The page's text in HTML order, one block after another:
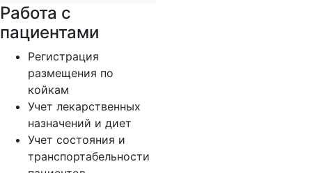
Работа с
пациентами
Регистрация
размещения по
койкам
Учет лекарственных
назначений и диет
Учет состояния и
транспортабельности